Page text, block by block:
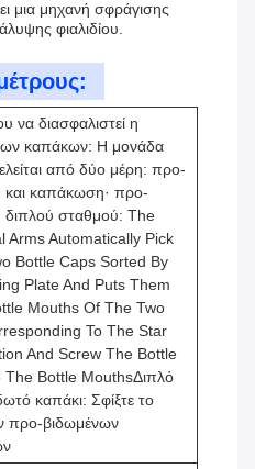
μια μηχανή σφράγισης
φιαλιδίου.
να διασφαλιστεί η
καπάκων: Η μονάδα
από δύο μέρη: προ-
καπάκωση· προ-
σταθμού: The
Arms Automatically Pick
Bottle Caps Sorted By
Plate And Puts Them
Mouths Of The Two
To The Star
And Screw The Bottle
The Bottle MouthsΔιπλό
καπάκι: Σφίξτε το
προ-βιδωμένων